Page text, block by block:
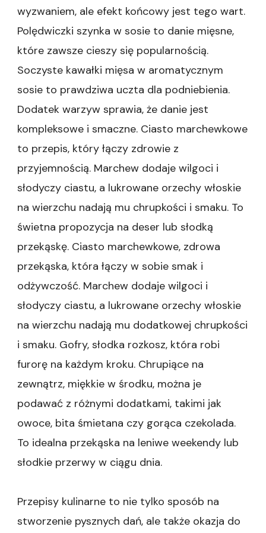
wyzwaniem, ale efekt końcowy jest tego wart.
Polędwiczki szynka w sosie to danie mięsne,
które zawsze cieszy się popularnością.
Soczyste kawałki mięsa w aromatycznym
sosie to prawdziwa uczta dla podniebienia.
Dodatek warzyw sprawia, że danie jest
kompleksowe i smaczne. Ciasto marchewkowe
to przepis, który łączy zdrowie z
przyjemnością. Marchew dodaje wilgoci i
słodyczy ciastu, a lukrowane orzechy włoskie
na wierzchu nadają mu chrupkości i smaku. To
świetna propozycja na deser lub słodką
przekąskę. Ciasto marchewkowe, zdrowa
przekąska, która łączy w sobie smak i
odżywczość. Marchew dodaje wilgoci i
słodyczy ciastu, a lukrowane orzechy włoskie
na wierzchu nadają mu dodatkowej chrupkości
i smaku. Gofry, słodka rozkosz, która robi
furorę na każdym kroku. Chrupiące na
zewnątrz, miękkie w środku, można je
podawać z różnymi dodatkami, takimi jak
owoce, bita śmietana czy gorąca czekolada.
To idealna przekąska na leniwe weekendy lub
słodkie przerwy w ciągu dnia.
Przepisy kulinarne to nie tylko sposób na
stworzenie pysznych dań, ale także okazja do